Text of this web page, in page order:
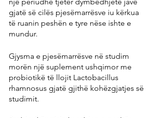
një periudhë tjetër dymbëdhjetë javë
gjatë së cilës pjesëmarrësve iu kërkua
të ruanin peshën e tyre nëse ishte e
mundur.
Gjysma e pjesëmarrësve në studim
morën një suplement ushqimor me
probiotikë të llojit Lactobacillus
rhamnosus gjatë gjithë kohëzgjatjes së
studimit.